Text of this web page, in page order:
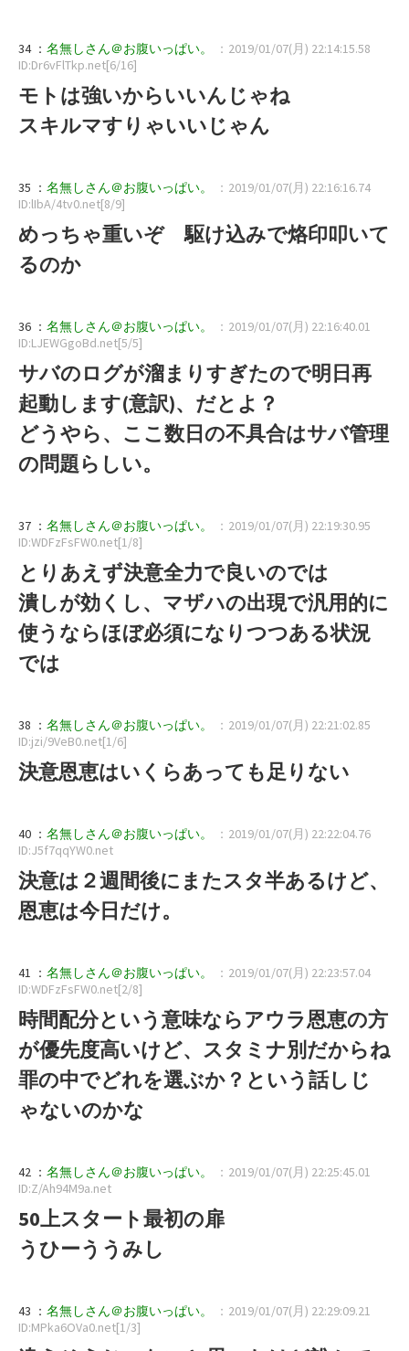
34 ： 名無しさん＠お腹いっぱい。
：2019/01/07(月) 22:14:15.58
ID:Dr6vFlTkp.net[6/16]
モトは強いからいいんじゃね
スキルマすりゃいいじゃん
35 ： 名無しさん＠お腹いっぱい。
：2019/01/07(月) 22:16:16.74
ID:lIbA/4tv0.net[8/9]
めっちゃ重いぞ 駆け込みで烙印叩いて
るのか
36 ： 名無しさん＠お腹いっぱい。
：2019/01/07(月) 22:16:40.01
ID:LJEWGgoBd.net[5/5]
サバのログが溜まりすぎたので明日再
起動します(意訳)、だとよ？
どうやら、ここ数日の不具合はサバ管理
の問題らしい。
37 ： 名無しさん＠お腹いっぱい。
：2019/01/07(月) 22:19:30.95
ID:WDFzFsFW0.net[1/8]
とりあえず決意全力で良いのでは
潰しが効くし、マザハの出現で汎用的に
使うならほぼ必須になりつつある状況
では
38 ： 名無しさん＠お腹いっぱい。
：2019/01/07(月) 22:21:02.85
ID:jzi/9VeB0.net[1/6]
決意恩恵はいくらあっても足りない
40 ： 名無しさん＠お腹いっぱい。
：2019/01/07(月) 22:22:04.76
ID:J5f7qqYW0.net
決意は２週間後にまたスタ半あるけど、
恩恵は今日だけ。
41 ： 名無しさん＠お腹いっぱい。
：2019/01/07(月) 22:23:57.04
ID:WDFzFsFW0.net[2/8]
時間配分という意味ならアウラ恩恵の方
が優先度高いけど、スタミナ別だからね
罪の中でどれを選ぶか？という話しじ
ゃないのかな
42 ： 名無しさん＠お腹いっぱい。
：2019/01/07(月) 22:25:45.01
ID:Z/Ah94M9a.net
50上スタート最初の扉
うひーううみし
43 ： 名無しさん＠お腹いっぱい。
：2019/01/07(月) 22:29:09.21
ID:MPka6OVa0.net[1/3]